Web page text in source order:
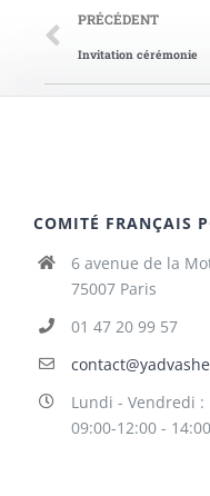
PRÉCÉDENT
Invitation cérémonie
COMITÉ FRANÇAIS
6 avenue de la
75007 Paris
01 47 20 99 57
Lundi - Vendredi :
09:00-12:00 -